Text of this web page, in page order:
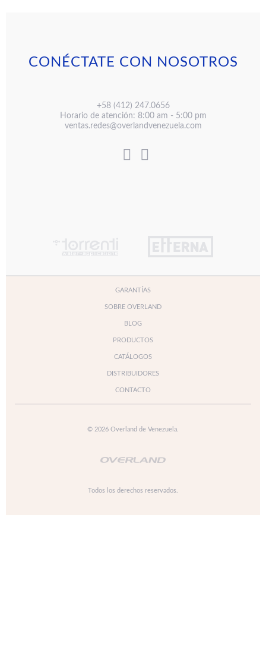
CONÉCTATE CON NOSOTROS
+58 (412) 247.0656
Horario de atención: 8:00 am - 5:00 pm
ventas.redes@overlandvenezuela.com
GARANTÍAS
SOBRE OVERLAND
BLOG
PRODUCTOS
CATÁLOGOS
DISTRIBUIDORES
CONTACTO
© 2026 Overland de Venezuela.
Todos los derechos reservados.